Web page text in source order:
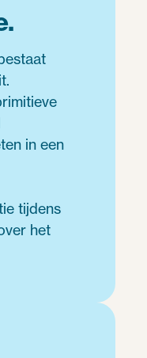
in een
tijdens
het